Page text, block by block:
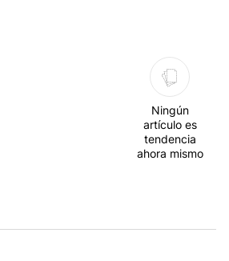
Ningún
artículo es
tendencia
ahora mismo